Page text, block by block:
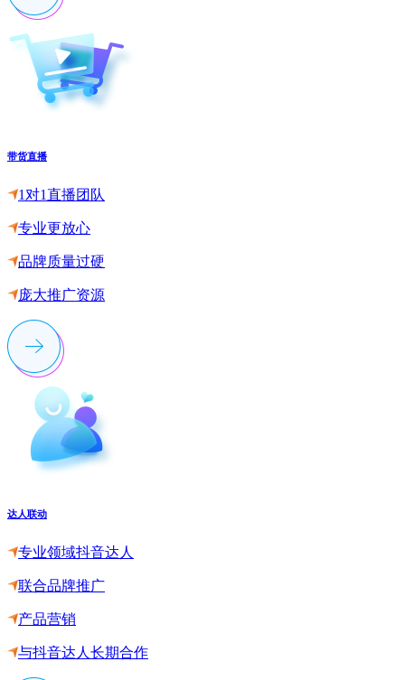
带货直播
1对1直播团队
专业更放心
品牌质量过硬
庞大推广资源
达人联动
专业领域抖音达人
联合品牌推广
产品营销
与抖音达人长期合作